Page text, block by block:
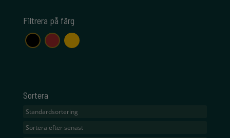
Filtrera på färg
svart brun gul
Sortera
Standardsortering
Sortera efter senast